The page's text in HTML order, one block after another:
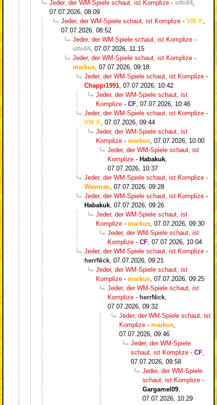
Jeder, der WM-Spiele schaut, ist Komplize - stfn84,
07.07.2026, 08:09
Jeder, der WM-Spiele schaut, ist Komplize - VM
,
07.07.2026, 08:52
Jeder, der WM-Spiele schaut, ist Komplize -
stfn84, 07.07.2026, 11:15
Jeder, der WM-Spiele schaut, ist Komplize -
markus, 07.07.2026, 09:18
Jeder, der WM-Spiele schaut, ist Komplize -
Chappi1991, 07.07.2026, 10:42
Jeder, der WM-Spiele schaut, ist
Komplize - CF, 07.07.2026, 10:46
Jeder, der WM-Spiele schaut, ist Komplize -
VM
, 07.07.2026, 09:44
Jeder, der WM-Spiele schaut, ist
Komplize - markus, 07.07.2026, 10:00
Jeder, der WM-Spiele schaut, ist
Komplize - Habakuk,
07.07.2026, 10:37
Jeder, der WM-Spiele schaut, ist Komplize -
Weeman, 07.07.2026, 09:28
Jeder, der WM-Spiele schaut, ist Komplize -
Habakuk, 07.07.2026, 09:26
Jeder, der WM-Spiele schaut, ist
Komplize - markus, 07.07.2026, 09:30
Jeder, der WM-Spiele schaut, ist
Komplize - CF, 07.07.2026, 10:04
Jeder, der WM-Spiele schaut, ist Komplize -
herrNick, 07.07.2026, 09:21
Jeder, der WM-Spiele schaut, ist
Komplize - markus, 07.07.2026, 09:25
Jeder, der WM-Spiele schaut, ist
Komplize - herrNick,
07.07.2026, 09:32
Jeder, der WM-Spiele schaut, ist
Komplize - markus,
07.07.2026, 09:46
Jeder, der WM-Spiele
schaut, ist Komplize - CF,
07.07.2026, 09:58
Jeder, der WM-Spiele
schaut, ist Komplize -
Gargamel09,
07.07.2026, 10:29